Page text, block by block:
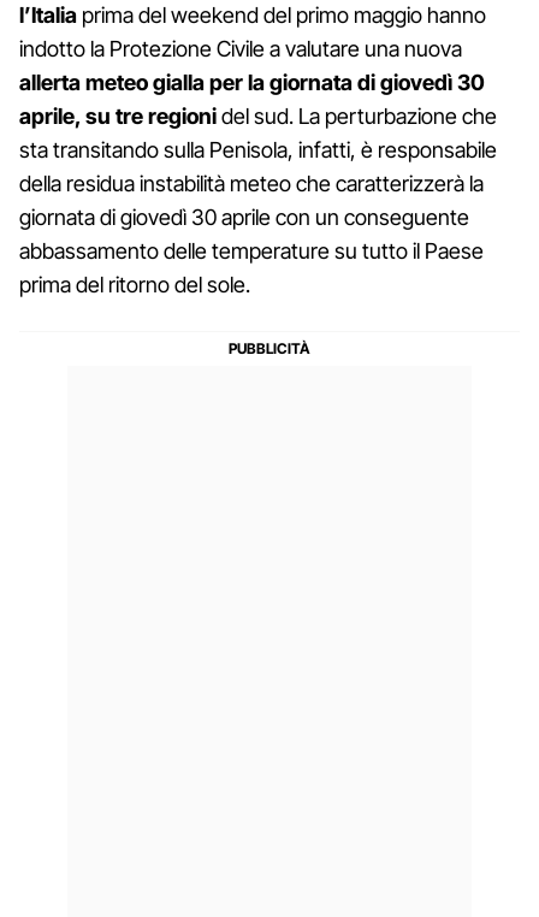
l’Italia prima del weekend del primo maggio hanno
indotto la Protezione Civile a valutare una nuova
allerta meteo gialla per la giornata di giovedì 30
aprile, su tre regionidel sud. La perturbazione che
sta transitando sulla Penisola, infatti, è responsabile
della residua instabilità meteo che caratterizzerà la
giornata di giovedì 30 aprile con un conseguente
abbassamento delle temperature su tutto il Paese
prima del ritorno del sole.